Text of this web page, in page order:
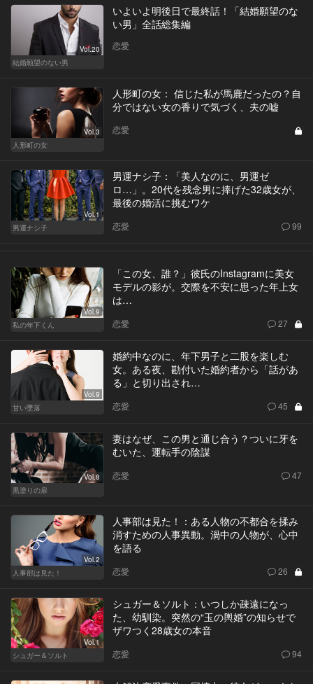
Vol.20
結婚願望のない男
いよいよ明後日で最終話！「結婚願望のな
い男」全話総集編
恋愛
Vol.3
人形町の女
人形町の女： 信じた私が馬鹿だったの？自
分ではない女の香りで気づく、夫の嘘
恋愛
Vol.1
男運ナシ子
男運ナシ子：「美人なのに、男運ゼ
ロ…」。20代を残念男に捧げた32歳女が、
最後の婚活に挑むワケ
恋愛 99
Vol.9
私の年下くん
「この女、誰？」彼氏のInstagramに美女
モデルの影が。交際を不安に思った年上女
は…
恋愛 27
Vol.9
甘い墜落
婚約中なのに、年下男子と二股を楽しむ
女。ある夜、勘付いた婚約者から「話があ
る」と切り出され…
恋愛 45
Vol.8
黒塗りの扉
妻はなぜ、この男と通じ合う？ついに牙を
むいた、運転手の陰謀
恋愛 47
Vol.2
人事部は見た！
人事部は見た！：ある人物の不都合を揉み
消すための人事異動。渦中の人物が、心中
を語る
恋愛 26
Vol.1
シュガー＆ソルト
シュガー＆ソルト：いつしか疎遠になっ
た、幼馴染。突然の“玉の輿婚”の知らせで
ザワつく28歳女の本音
恋愛 94